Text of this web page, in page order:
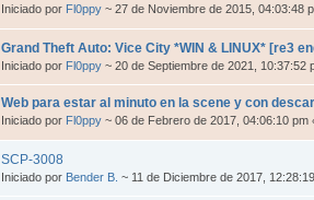
Iniciado por Fl0ppy ~ 27 de Noviembre de 2015, 04:03:48
Grand Theft Auto: Vice City *WIN & LINUX* [re3
Iniciado por Fl0ppy ~ 20 de Septiembre de 2021, 10:37:52
Web para estar al minuto en la scene y con
Iniciado por Fl0ppy ~ 06 de Febrero de 2017, 04:06:10 pm
SCP-3008
Iniciado por Bender B. ~ 11 de Diciembre de 2017,